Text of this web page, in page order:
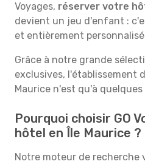
Voyages, réserver votre
devient un jeu d'enfant :
et entièrement
Grâce à notre grande
exclusives, l'établissement
Maurice n'est qu'à quelques
Pourquoi choisir GO
hôtel en Île Maurice ?
Notre moteur de recherche